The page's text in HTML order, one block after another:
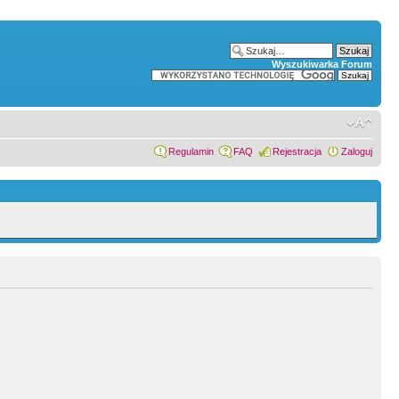
Wyszukiwarka Forum
Regulamin FAQ Rejestracja Zaloguj